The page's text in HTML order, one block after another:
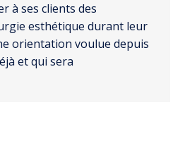
à ses clients des
esthétique durant leur
orientation voulue depuis
et qui sera